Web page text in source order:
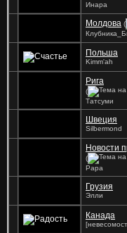
Инара
Молдова (
Польша
Kimm'ah
Рига
(
Татсуми
Швеция
Silbermond
Новости
(
Papa
Грузия
Элли
Канада